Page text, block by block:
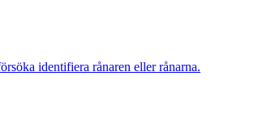
identifiera rånaren eller rånarna.